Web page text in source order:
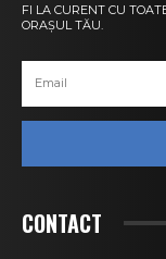
FI LA CURENT CU
ORAȘUL TĂU.
CONTACT